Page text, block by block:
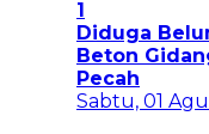
1
Diduga
Beton
Pecah
Sabtu, 01